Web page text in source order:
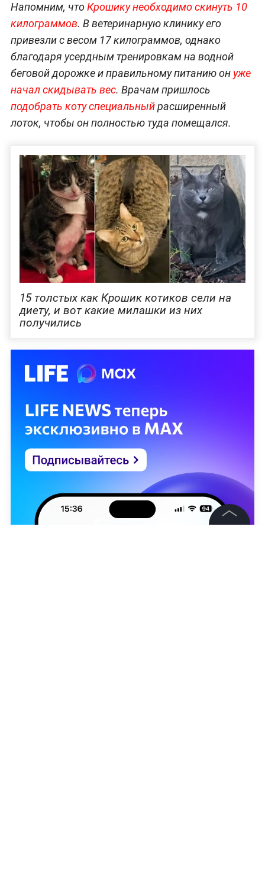
Напомним, чтоКрошику необходимо скинуть 10
килограммов. В ветеринарную клинику его
привезли с весом 17 килограммов, однако
благодаря усердным тренировкам на водной
беговой дорожке и правильному питанию он уже
начал скидывать вес. Врачам пришлось
подобрать коту специальныйрасширенный
лоток, чтобы он полностью туда помещался.
15 толстых как Крошик котиков сели на
диету, и вот какие милашки из них
получились